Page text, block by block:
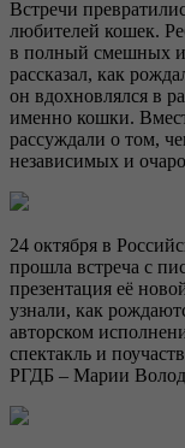
Встречи
любителей кошек.
в полный смешных
рассказал, как
он вдохновлялся в
именно кошки.
рассуждали о том,
независимых и
24 октября в
прошла встреча с
презентация её
узнали, как
авторском
спектакль и
РГДБ – Марии